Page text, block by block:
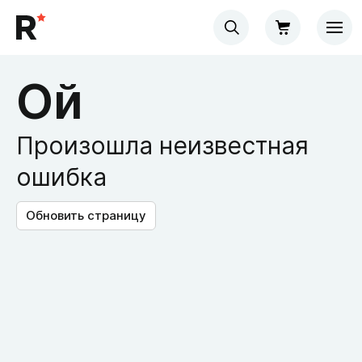
Ой
Произошла неизвестная
ошибка
Обновить страницу